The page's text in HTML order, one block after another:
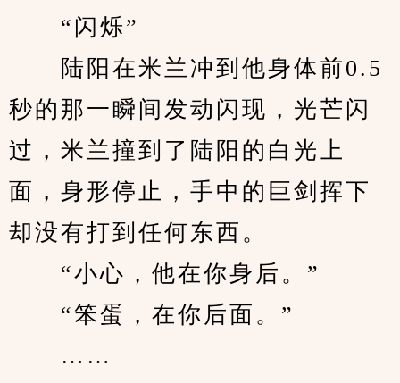
“闪烁”
陆阳在米兰冲到他身体前0.5
秒的那一瞬间发动闪现，光芒闪
过，米兰撞到了陆阳的白光上
面，身形停止，手中的巨剑挥下
却没有打到任何东西。
“小心，他在你身后。”
“笨蛋，在你后面。”
……